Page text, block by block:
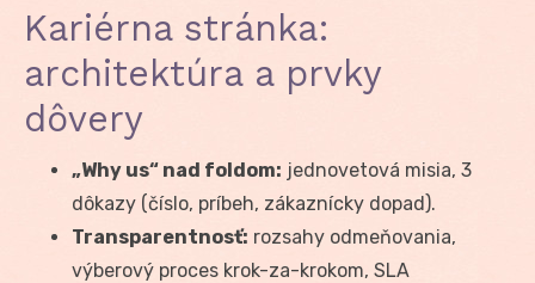
Kariérna stránka:
architektúra a prvky
dôvery
„Why us“ nad foldom: jednovetová misia, 3
dôkazy (číslo, príbeh, zákaznícky dopad).
Transparentnosť: rozsahy odmeňovania,
výberový proces krok-za-krokom, SLA